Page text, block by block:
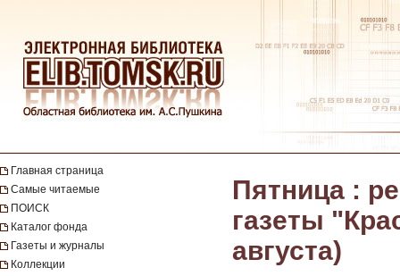
Главная страница
Самые читаемые
ПОИСК
Каталог фонда
Газеты и журналы
Коллекции
Пятница :
газеты
августа)